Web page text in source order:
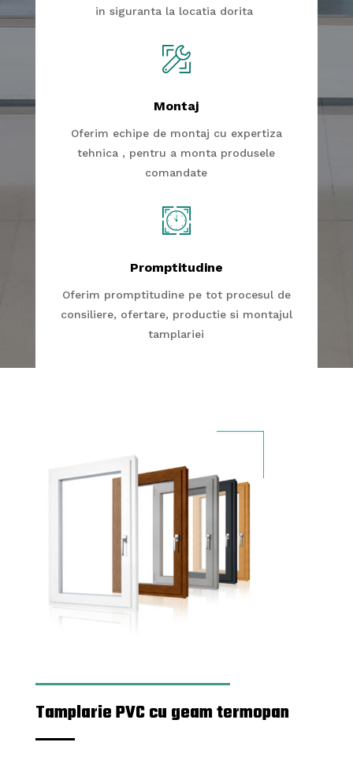
in siguranta la locatia dorita
Montaj
Oferim echipe de montaj cu expertiza
tehnica , pentru a monta produsele
comandate
Promptitudine
Oferim promptitudine pe tot procesul de
consiliere, ofertare, productie si montajul
tamplariei
Tamplarie PVC cu geam termopan